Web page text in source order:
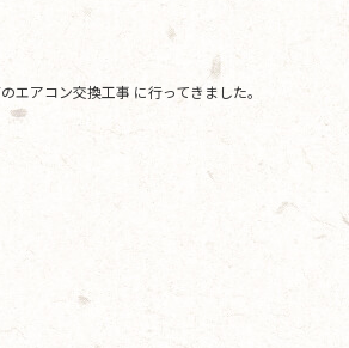
エアコン交換工事 に行ってきました。